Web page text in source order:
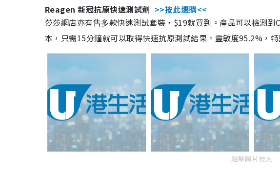
Reagen 新冠抗原快速測試劑 >>按此選購<<
莎莎網店亦有售多款快速測試套裝，$19就買到。產品可以檢測
本，只需15分鐘就可以取得快速抗原測試結果。靈敏度95.2%，
點擊圖片放大